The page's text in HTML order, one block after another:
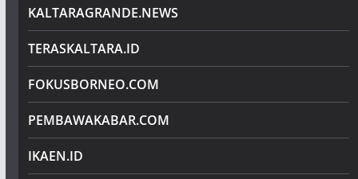
KALTARAGRANDE.NEWS
TERASKALTARA.ID
FOKUSBORNEO.COM
PEMBAWAKABAR.COM
IKAEN.ID